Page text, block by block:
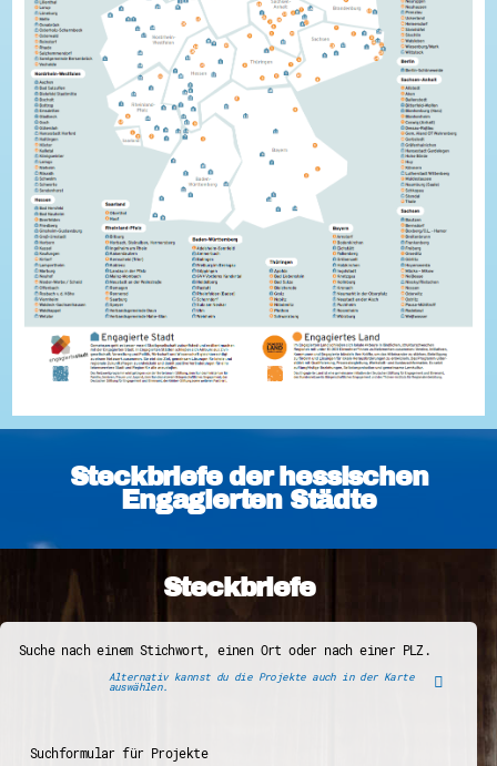
Steckbriefe der hessischen
Engagierten Städte
Steckbriefe
Suche nach einem Stichwort, einen Ort oder nach einer PLZ.
Alternativ kannst du die Projekte auch in der Karte
auswählen.
Suchformular für Projekte